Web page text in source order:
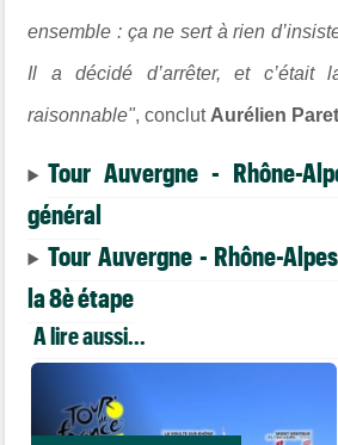
ensemble : ça ne sert à rien
Il a décidé d’arrêter, et c’était
raisonnable", conclut Aurélien
Tour Auvergne - Rhône-
général
Tour Auvergne - Rhône-
la 8è étape
A lire aussi...